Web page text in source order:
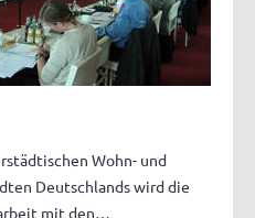
Wohn- und
Deutschlands wird die
mit den…